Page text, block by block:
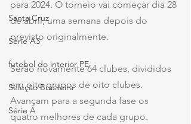
Santa Cruz
Série A3
futebol do interior PE
Seleção Brasileira
Série A
para 2024. O torneio vai começar dia 28
de abril, uma semana depois do
previsto originalmente.
Serão novamente 64 clubes, divididos
em oito grupos de oito clubes.
Avançam para a segunda fase os
quatro melhores de cada grupo.